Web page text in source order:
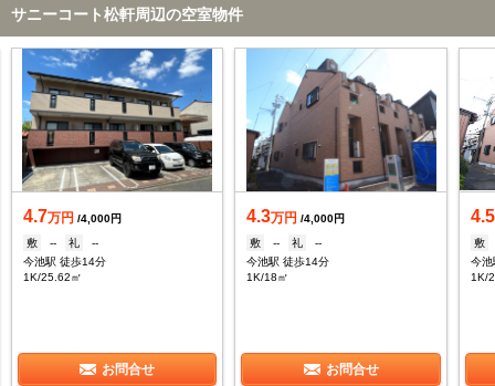
サニーコート松軒周辺の空室物件
4.7万円 /4,000円
敷
-- 礼
--
今池駅 徒歩14分
1K/25.62㎡
お問合せ
4.3万円 /4,000円
敷
-- 礼
--
今池駅 徒歩14分
1K/18㎡
お問合せ
4.5
敷
今
1K/